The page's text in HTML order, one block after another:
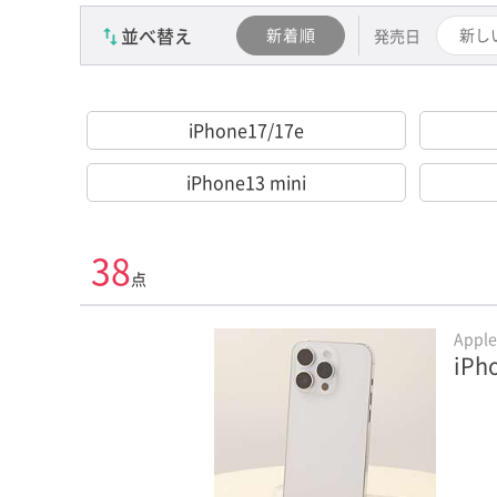
並べ替え 新着順 発売日 新し
iPhone17/17e
iPhone13 mini
38点